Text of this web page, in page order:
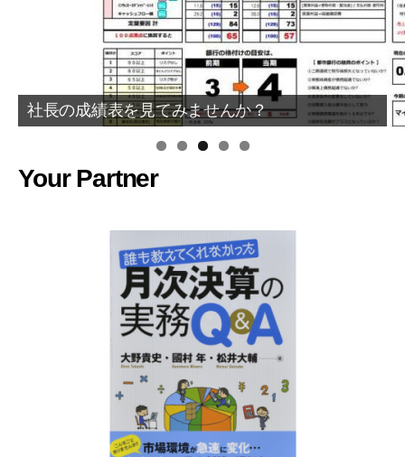
社長の成績表を見てみませんか？
Your Partner